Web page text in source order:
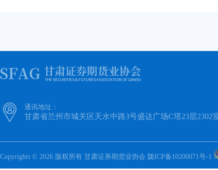
 通讯地址：
甘肃省兰州市城关区天水中路3号盛达广场C塔23层2302
Copyrights © 2026 版权所有 甘肃证券期货业协会 陇ICP备10200071号-1